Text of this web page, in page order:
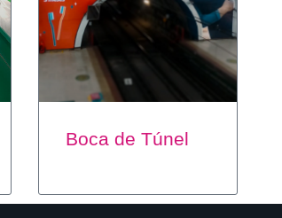
Boca de Túnel